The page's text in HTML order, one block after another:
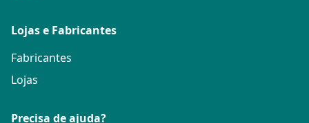
Lojas e Fabricantes
Fabricantes
Lojas
Precisa de ajuda?